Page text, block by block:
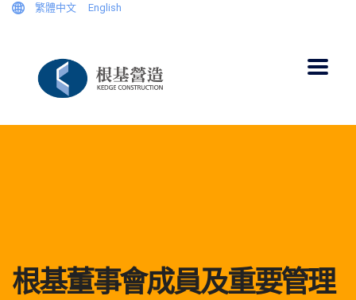
繁體中文 English
根基董事會成員及重要管理